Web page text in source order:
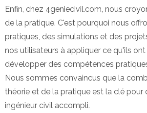
Enfin, chez 4geniecivil.com, nous
de la pratique. C'est pourquoi nous
pratiques, des simulations et des
nos utilisateurs à appliquer ce qu'ils
développer des compétences
Nous sommes convaincus que la
théorie et de la pratique est la clé pour
ingénieur civil accompli.